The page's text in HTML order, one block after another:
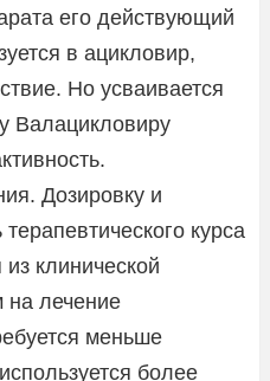
его действующий
в ацикловир,
Но усваивается
Валацикловиру
Дозировку и
курса
клинической
на лечение
меньше
более